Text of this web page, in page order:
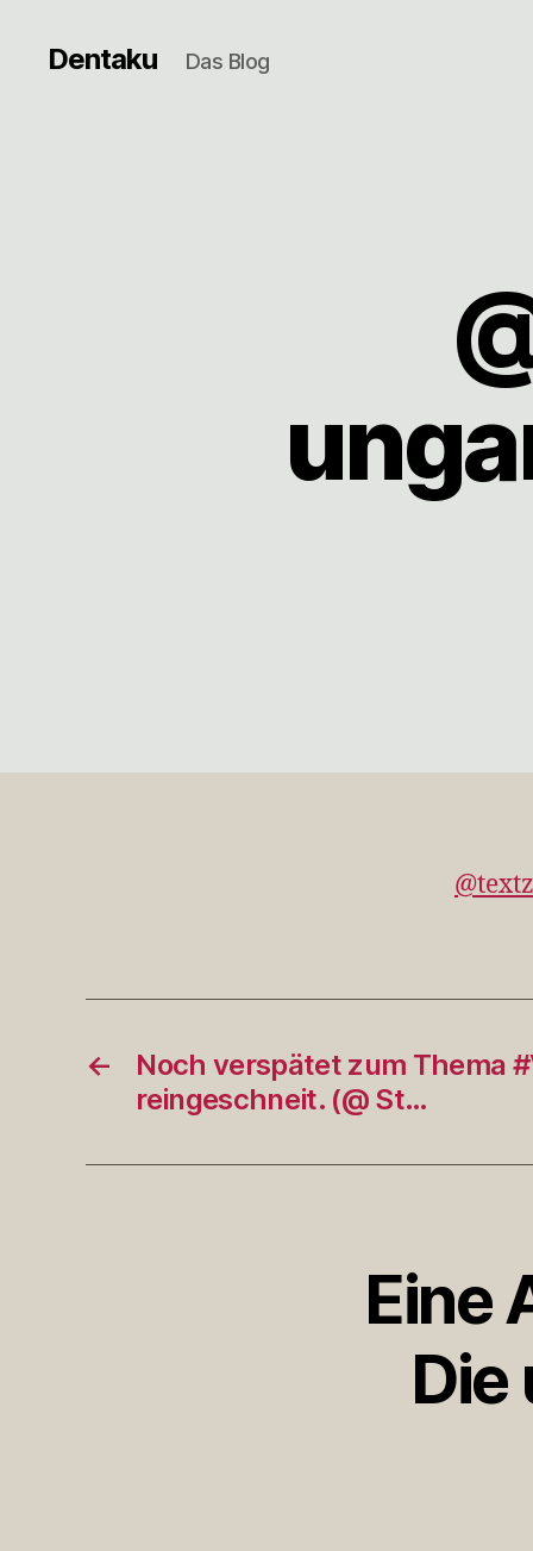
Dentaku Das Blog
←
Noch verspätet zum Thema
reingeschneit. (@ St…
Eine
Die